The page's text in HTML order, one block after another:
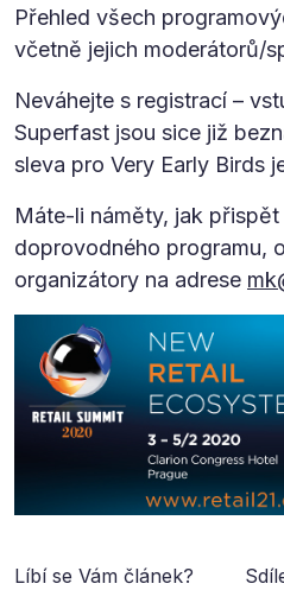
Přehled všech
včetně jejich moderátorů/
Neváhejte s registrací –
Superfast jsou sice již
sleva pro Very Early Birds
Máte-li náměty, jak
doprovodného programu,
organizátory na adrese
Líbí se Vám článek?